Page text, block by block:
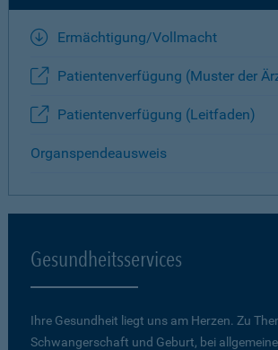
Ermächtigung/Vollmacht
Patientenverfügung (Muster der
Patientenverfügung (Leitfaden)
Organspendeausweis
Gesundheitsservices
Ihre Gesundheit liegt uns am Herzen. Zu
Schwangerschaft und Geburt, bei